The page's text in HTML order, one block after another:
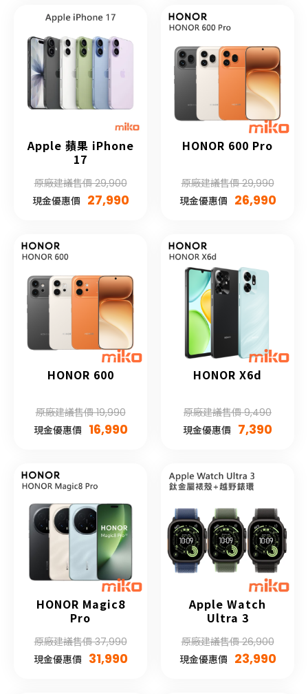
Apple 蘋果 iPhone
17
原廠建議售價 29,900
現金優惠價 27,990
HONOR 600 Pro
原廠建議售價 29,990
現金優惠價 26,990
HONOR 600
原廠建議售價 19,990
現金優惠價 16,990
HONOR X6d
原廠建議售價 9,490
現金優惠價 7,390
HONOR Magic8
Pro
原廠建議售價 37,990
現金優惠價 31,990
Apple Watch
Ultra 3
原廠建議售價 26,900
現金優惠價 23,990